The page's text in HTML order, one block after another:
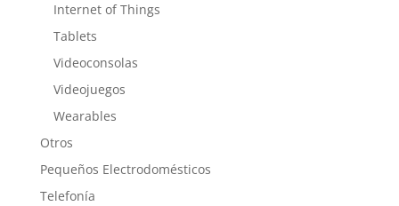
Internet of Things
Tablets
Videoconsolas
Videojuegos
Wearables
Otros
Pequeños Electrodomésticos
Telefonía